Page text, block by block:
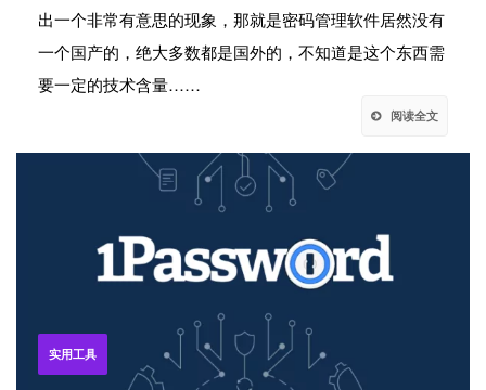
出一个非常有意思的现象，那就是密码管理软件居然没有
一个国产的，绝大多数都是国外的，不知道是这个东西需
要一定的技术含量……
阅读全文
实用工具